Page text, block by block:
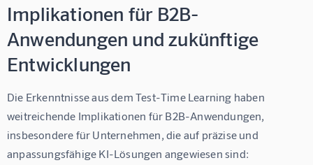
Implikationen für B2B-
Anwendungen und zukünftige
Entwicklungen
Die Erkenntnisse aus dem Test-Time Learning haben
weitreichende Implikationen für B2B-Anwendungen,
insbesondere für Unternehmen, die auf präzise und
anpassungsfähige KI-Lösungen angewiesen sind: